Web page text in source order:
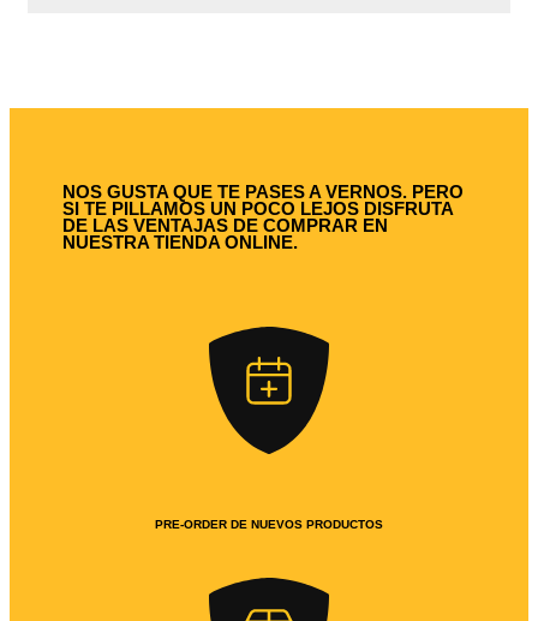
NOS GUSTA QUE TE PASES A VERNOS. PERO
SI TE PILLAMOS UN POCO LEJOS DISFRUTA
DE LAS VENTAJAS DE COMPRAR EN
NUESTRA TIENDA ONLINE.
PRE-ORDER DE NUEVOS PRODUCTOS